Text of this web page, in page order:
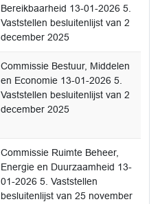
Bereikbaarheid 13-01-2026 5.
Vaststellen besluitenlijst van 2
december 2025
Commissie Bestuur, Middelen
en Economie 13-01-2026 5.
Vaststellen besluitenlijst van 2
december 2025
Commissie Ruimte Beheer,
Energie en Duurzaamheid 13-
01-2026 5. Vaststellen
besluitenlijst van 25 november